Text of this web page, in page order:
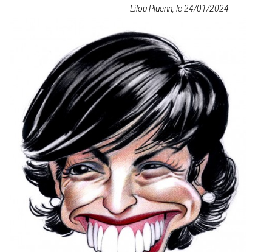
Lilou Pluenn, le 24/01/2024